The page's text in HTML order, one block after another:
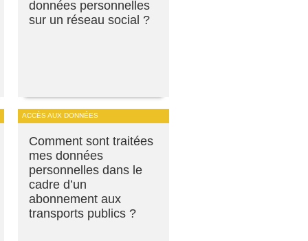
données personnelles
sur un réseau social ?
ACCÈS AUX DONNÉES
Comment sont traitées
mes données
personnelles dans le
cadre d’un
abonnement aux
transports publics ?